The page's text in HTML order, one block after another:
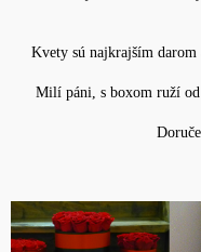
Kvety sú najkrajším darom
Milí páni, s boxom ruží od